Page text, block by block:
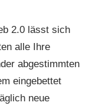
2.0 lässt sich
alle Ihre
abgestimmten
eingebettet
neue